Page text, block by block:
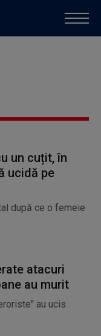
un cuțit, în
ucidă pe
după ce o femeie
atacuri
au murit
au ucis